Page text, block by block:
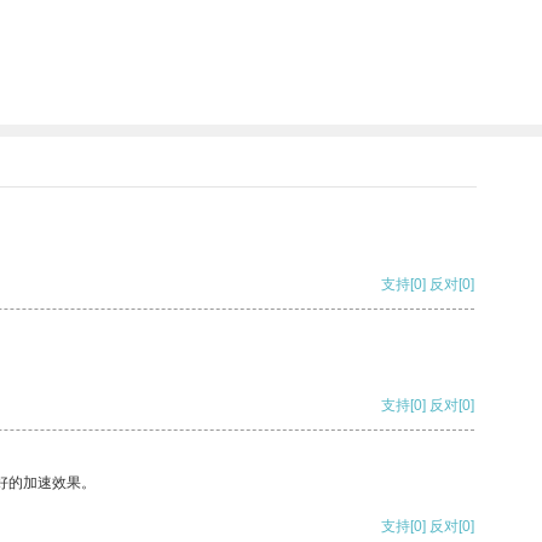
支持[0] 反对[0]
支持[0] 反对[0]
加速效果。
支持[0] 反对[0]